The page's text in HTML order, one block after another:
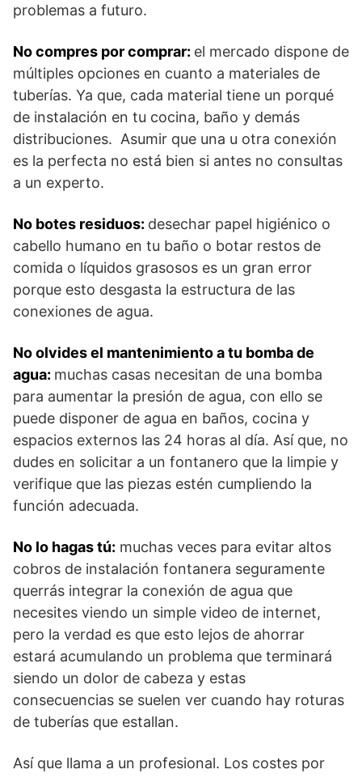
problemas a futuro.
No compres por comprar: el mercado dispone de
múltiples opciones en cuanto a materiales de
tuberías. Ya que, cada material tiene un porqué
de instalación en tu cocina, baño y demás
distribuciones. Asumir que una u otra conexión
es la perfecta no está bien si antes no consultas
a un experto.
No botes residuos: desechar papel higiénico o
cabello humano en tu baño o botar restos de
comida o líquidos grasosos es un gran error
porque esto desgasta la estructura de las
conexiones de agua.
No olvides el mantenimiento a tu bomba de
agua: muchas casas necesitan de una bomba
para aumentar la presión de agua, con ello se
puede disponer de agua en baños, cocina y
espacios externos las 24 horas al día. Así que, no
dudes en solicitar a un fontanero que la limpie y
verifique que las piezas estén cumpliendo la
función adecuada.
No lo hagas tú: muchas veces para evitar altos
cobros de instalación fontanera seguramente
querrás integrar la conexión de agua que
necesites viendo un simple video de internet,
pero la verdad es que esto lejos de ahorrar
estará acumulando un problema que terminará
siendo un dolor de cabeza y estas
consecuencias se suelen ver cuando hay roturas
de tuberías que estallan.
Así que llama a un profesional. Los costes por